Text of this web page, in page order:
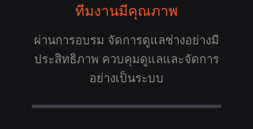
ทีมงานมีคุณภาพ
ผ่านการอบรม จัดการดูแลช่างอย่างมี
ประสิทธิภาพ ควบคุมดูแลและจัดการ
อย่างเป็นระบบ